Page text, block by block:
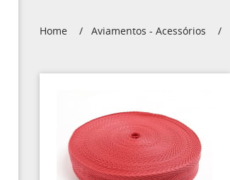
Home Aviamentos - Acessórios